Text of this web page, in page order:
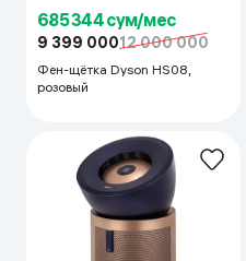
685 344 сум/мес
9 399 00012 000 000
Фен-щётка Dyson HS08,
розовый